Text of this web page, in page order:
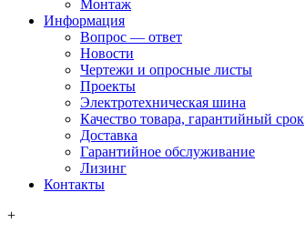
Монтаж
Информация
Вопрос — ответ
Новости
Чертежи и опросные листы
Проекты
Электротехническая шина
Качество товара, гарантийный срок
Доставка
Гарантийное обслуживание
Лизинг
Контакты
+